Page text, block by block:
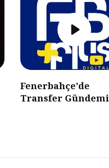
Fenerbahçe'de
Transfer Gündemi